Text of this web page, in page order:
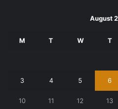
August
M T W T
3 4 5 6
10 11 12 13